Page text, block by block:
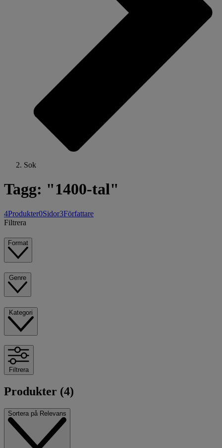
Sok
Tagg: "1400-tal"
4Produkter0Sidor3Författare
Filtrera
Format
Filtrera
Produkter (4)
Sortera på Relevans